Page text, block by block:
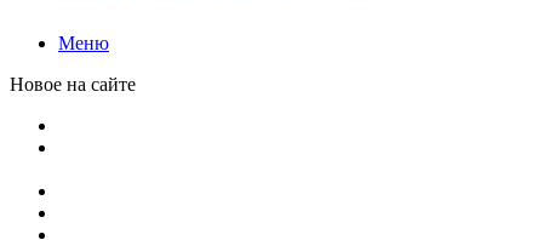
Меню
Новое на сайте